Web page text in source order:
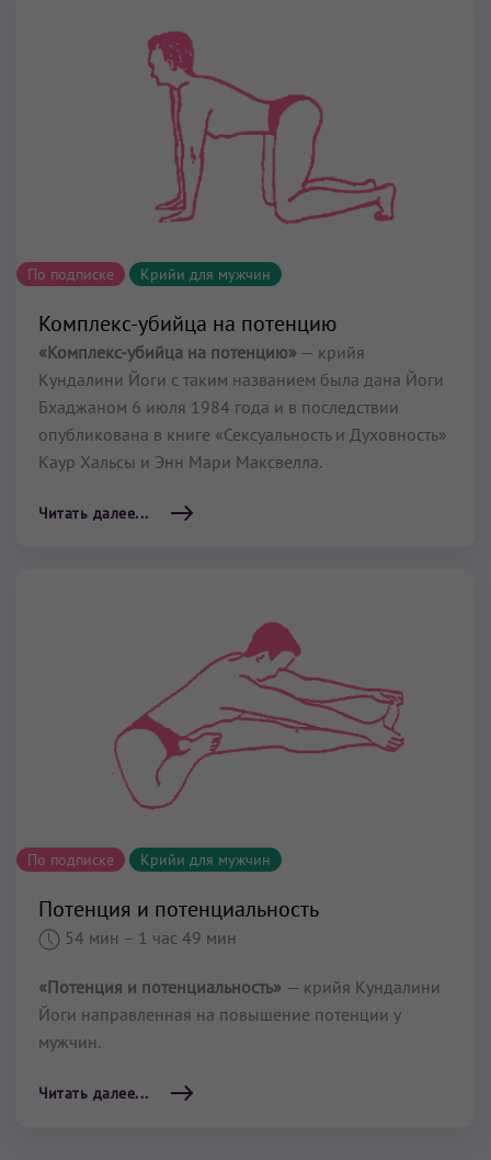
По подписке Крийи для мужчин
Комплекс-убийца на потенцию
«Комплекс-убийца на потенцию» — крийя
Кундалини Йоги с таким названием была дана Йоги
Бхаджаном 6 июля 1984 года и в последствии
опубликована в книге «Сексуальность и Духовность»
Каур Хальсы и Энн Мари Максвелла.
Читать далее...
По подписке Крийи для мужчин
Потенция и потенциальность
54 мин – 1 час 49 мин
«Потенция и потенциальность» — крийя Кундалини
Йоги направленная на повышение потенции у
мужчин.
Читать далее...